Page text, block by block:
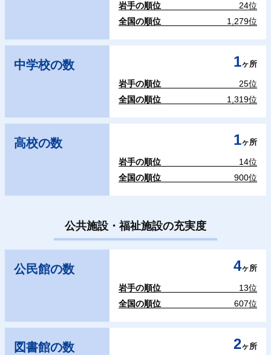
岩手の順位
24位
全国の順位
1,279位
中学校の数 1ヶ所
岩手の順位
25位
全国の順位
1,319位
高校の数 1ヶ所
岩手の順位
14位
全国の順位
900位
公共施設・福祉施設の充実度
公民館の数 4ヶ所
岩手の順位
13位
全国の順位
607位
図書館の数 2ヶ所